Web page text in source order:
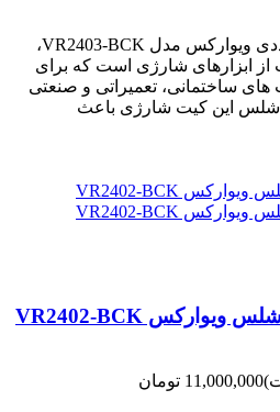
کیت شارژی براشلس سه عددی ویوارکس مدل VR2403-BCK،
ابزارهای شارژی است که برای
ساختمانی، تعمیراتی و صنعتی
این کیت شارژی باعث
11,000,000 تومان